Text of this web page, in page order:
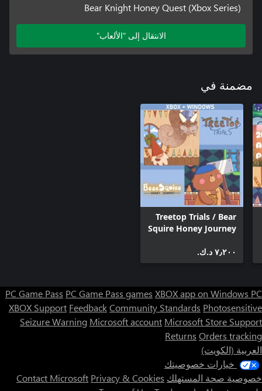
Bear Knight Honey Quest (Xbox Series)
الانتقال إلى "الألعاب"
مضمنة في
Treetop Trials / Bear
Squire Honey Journey
٧٫٢٠٠ د.ك.‏
PC Game Pass PC Game Pass games XBOX app on Windows PC
XBOX Support FeedbackCommunity Standards Photosensitive
Seizure Warning Microsoft account Microsoft Store Support
Returns Orders tracking
العربية (الكويت)
خيارات خصوصيتك
خصوصية صحة المستهلك
Contact Microsoft Privacy & Cookies